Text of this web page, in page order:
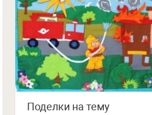
Поделки на тему